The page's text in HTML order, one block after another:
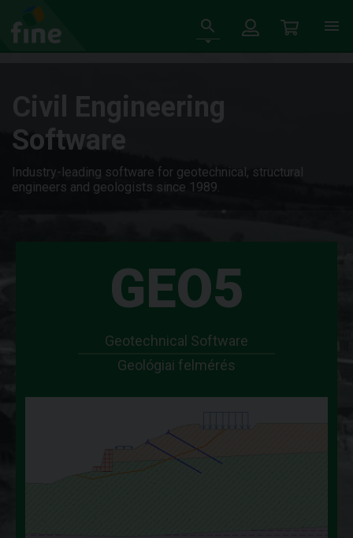
Civil Engineering
Software
Industry-leading software for geotechnical, structural
engineers and geologists since 1989.
GEO5
Geotechnical Software
Geológiai felmérés